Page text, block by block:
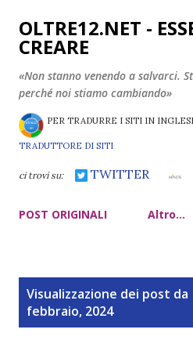
Passa ai
OLTRE12.NET -
CREARE
«Non stanno venendo a salvarci.
perché noi stiamo cambiando»
PER TRADURRE I SITI IN
TRADUTTORE DI SITI
ci trovi su: TWITTER
POST ORIGINALI Altro…
Visualizzazione dei post da
febbraio, 2024